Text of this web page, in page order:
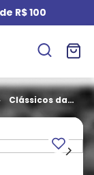
R$ 100
Clássicos da
Literatura em
08 - Guerra e
Paz (Capa